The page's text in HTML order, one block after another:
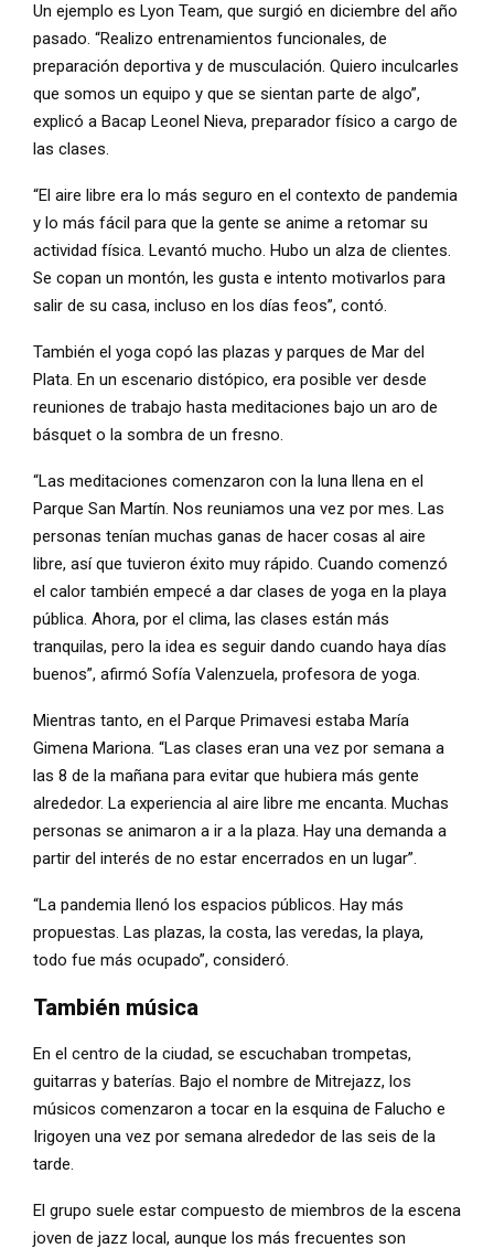
Un ejemplo es Lyon Team, que surgió en diciembre del año
pasado. “Realizo entrenamientos funcionales, de
preparación deportiva y de musculación. Quiero inculcarles
que somos un equipo y que se sientan parte de algo”,
explicó a Bacap Leonel Nieva, preparador físico a cargo de
las clases.
“El aire libre era lo más seguro en el contexto de pandemia
y lo más fácil para que la gente se anime a retomar su
actividad física. Levantó mucho. Hubo un alza de clientes.
Se copan un montón, les gusta e intento motivarlos para
salir de su casa, incluso en los días feos”, contó.
También el yoga copó las plazas y parques de Mar del
Plata. En un escenario distópico, era posible ver desde
reuniones de trabajo hasta meditaciones bajo un aro de
básquet o la sombra de un fresno.
“Las meditaciones comenzaron con la luna llena en el
Parque San Martín. Nos reuniamos una vez por mes. Las
personas tenían muchas ganas de hacer cosas al aire
libre, así que tuvieron éxito muy rápido. Cuando comenzó
el calor también empecé a dar clases de yoga en la playa
pública. Ahora, por el clima, las clases están más
tranquilas, pero la idea es seguir dando cuando haya días
buenos”, afirmó Sofía Valenzuela, profesora de yoga.
Mientras tanto, en el Parque Primavesi estaba María
Gimena Mariona. “Las clases eran una vez por semana a
las 8 de la mañana para evitar que hubiera más gente
alrededor. La experiencia al aire libre me encanta. Muchas
personas se animaron a ir a la plaza. Hay una demanda a
partir del interés de no estar encerrados en un lugar”.
“La pandemia llenó los espacios públicos. Hay más
propuestas. Las plazas, la costa, las veredas, la playa,
todo fue más ocupado”, consideró.
También música
En el centro de la ciudad, se escuchaban trompetas,
guitarras y baterías. Bajo el nombre de Mitrejazz, los
músicos comenzaron a tocar en la esquina de Falucho e
Irigoyen una vez por semana alrededor de las seis de la
tarde.
El grupo suele estar compuesto de miembros de la escena
joven de jazz local, aunque los más frecuentes son